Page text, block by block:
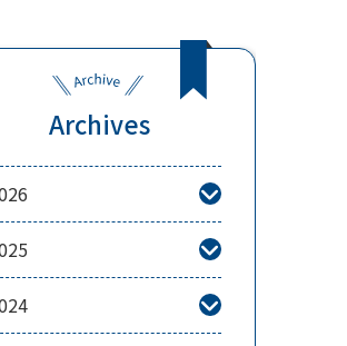
Archives


